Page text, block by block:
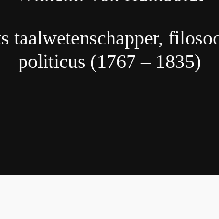
taalwetenschapper,
politicus (1767 – 1835)